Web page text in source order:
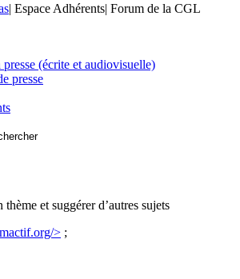
| Espace Adhérents| Forum de la CGL
(écrite et audiovisuelle)
presse
et suggérer d’autres sujets
> ;